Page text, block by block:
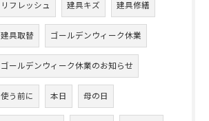
リフレッシュ 建具キズ 建具修繕
建具取替 ゴールデンウィーク休業
ゴールデンウィーク休業のお知らせ
使う前に 本日 母の日